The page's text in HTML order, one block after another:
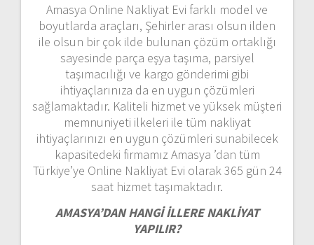
Amasya Online Nakliyat Evi farklı model ve
boyutlarda araçları, Şehirler arası olsun ilden
ile olsun bir çok ilde bulunan çözüm ortaklığı
sayesinde parça eşya taşıma, parsiyel
taşımacılığı ve kargo gönderimi gibi
ihtiyaçlarınıza da en uygun çözümleri
sağlamaktadır. Kaliteli hizmet ve yüksek müşteri
memnuniyeti ilkeleri ile tüm nakliyat
ihtiyaçlarınızı en uygun çözümleri sunabilecek
kapasitedeki firmamız Amasya ’dan tüm
Türkiye’ye Online Nakliyat Evi olarak 365 gün 24
saat hizmet taşımaktadır.
AMASYA’DAN HANGİ İLLERE NAKLİYAT
YAPILIR?